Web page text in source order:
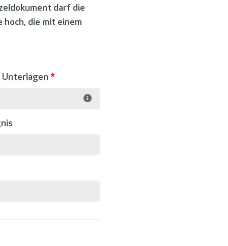
darf die
hoch, die mit einem
Unterlagen*